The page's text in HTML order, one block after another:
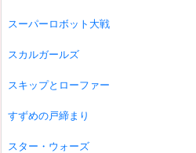
スーパーロボット大戦
スカルガールズ
スキップとローファー
すずめの戸締まり
スター・ウォーズ